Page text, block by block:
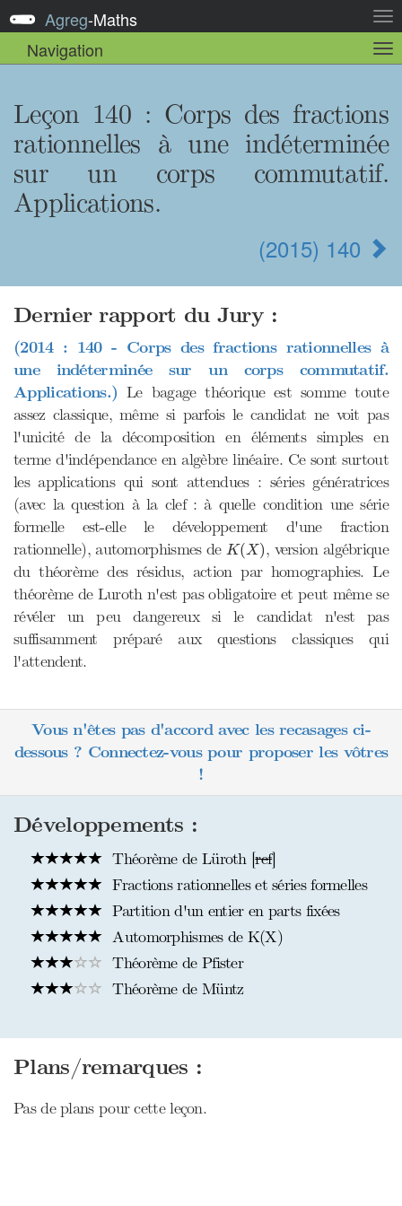
la
Agreg-Maths
Navigation
la
Leçon 140 : Corps des fractions
rationnelles à une indéterminée
sur un corps commutatif.
Applications.
(2015) 140
Dernier rapport du Jury :
(2014 : 140 - Corps des fractions rationnelles à
une indéterminée sur un corps commutatif.
Applications.) Le bagage théorique est somme toute
assez classique, même si parfois le candidat ne voit pas
l'unicité de la décomposition en éléments simples en
terme d'indépendance en algèbre linéaire. Ce sont surtout
les applications qui sont attendues : séries génératrices
(avec la question à la clef : à quelle condition une série
formelle est-elle le développement d'une fraction
rationnelle), automorphismes de K(X)
K(X) , version algébrique
du théorème des résidus, action par homographies. Le
théorème de Luroth n'est pas obligatoire et peut même se
révéler un peu dangereux si le candidat n'est pas
suffisamment préparé aux questions classiques qui
l'attendent.
Vous n'êtes pas d'accord avec les recasages ci-
dessous ? Connectez-vous pour proposer les vôtres
!
Développements :
Théorème de Lüroth [ref]
Fractions rationnelles et séries formelles
Partition d'un entier en parts fixées
Automorphismes de K(X)
Théorème de Pfister
Théorème de Müntz
Plans/remarques :
Pas de plans pour cette leçon.